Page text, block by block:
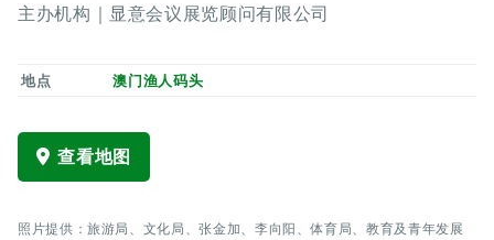
主办机构｜显意会议展览顾问有限公司
地点 澳门渔人码头
查看地图
照片提供：旅游局、文化局、张金加、李向阳、体育局、教育及青年发展